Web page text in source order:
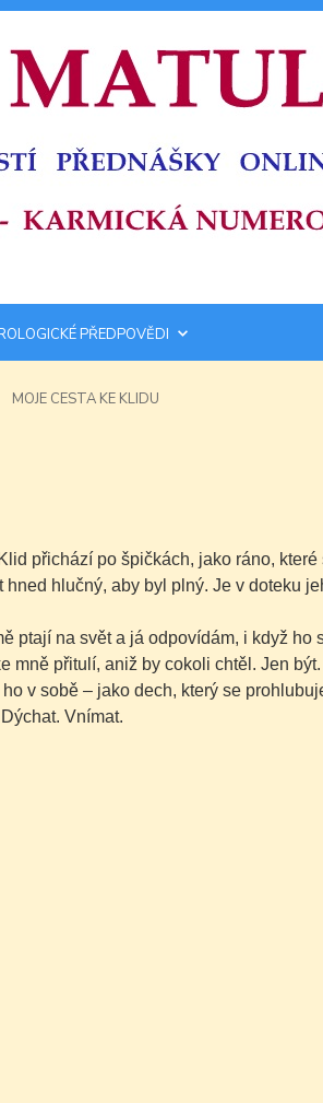
PŘEDPOVĚDI
MOJE CESTA KE KLIDU
přichází po špičkách, jako ráno,
hlučný, aby byl plný. Je v doteku
ptají na svět a já odpovídám, i když ho
mně přitulí, aniž by cokoli chtěl. Jen být.
v sobě – jako dech, který se
Vnímat.